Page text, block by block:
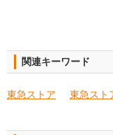
関連キーワード
東急ストア 東急スト